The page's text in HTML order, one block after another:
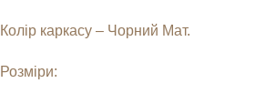
Колір каркасу – Чорний Мат.
Розміри: